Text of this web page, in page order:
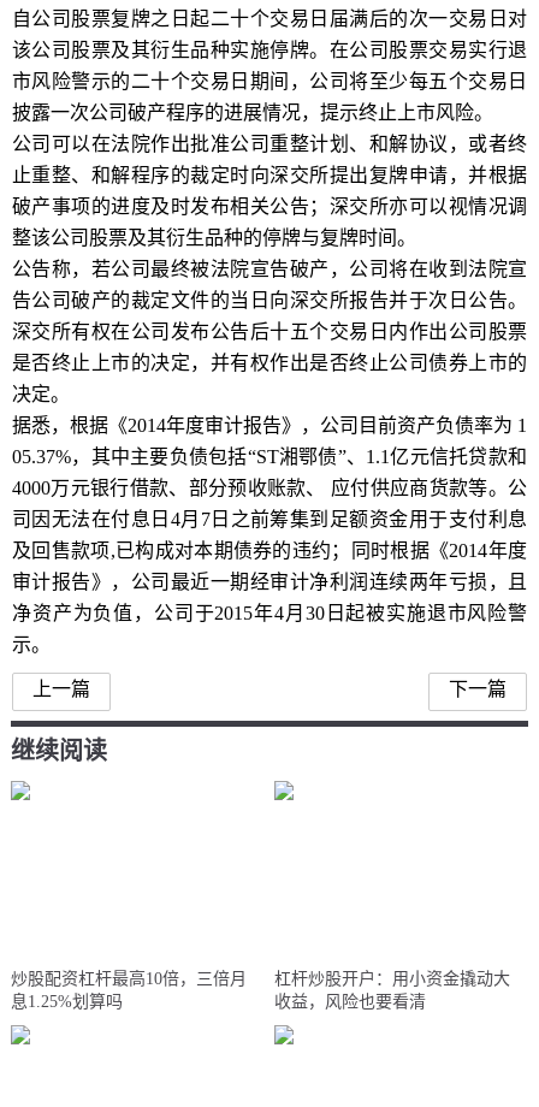
自公司股票复牌之日起二十个交易日届满后的次一交易日对
该公司股票及其衍生品种实施停牌。在公司股票交易实行退
市风险警示的二十个交易日期间，公司将至少每五个交易日
披露一次公司破产程序的进展情况，提示终止上市风险。
公司可以在法院作出批准公司重整计划、和解协议，或者终
止重整、和解程序的裁定时向深交所提出复牌申请，并根据
破产事项的进度及时发布相关公告；深交所亦可以视情况调
整该公司股票及其衍生品种的停牌与复牌时间。
公告称，若公司最终被法院宣告破产，公司将在收到法院宣
告公司破产的裁定文件的当日向深交所报告并于次日公告。
深交所有权在公司发布公告后十五个交易日内作出公司股票
是否终止上市的决定，并有权作出是否终止公司债券上市的
决定。
据悉，根据《2014年度审计报告》，公司目前资产负债率为 1
05.37%，其中主要负债包括“ST湘鄂债”、1.1亿元信托贷款和
4000万元银行借款、部分预收账款、 应付供应商货款等。公
司因无法在付息日4月7日之前筹集到足额资金用于支付利息
及回售款项,已构成对本期债券的违约；同时根据《2014年度
审计报告》，公司最近一期经审计净利润连续两年亏损，且
净资产为负值，公司于2015年4月30日起被实施退市风险警
示。
上一篇 下一篇
继续阅读
炒股配资杠杆最高10倍，三倍月
息1.25%划算吗
杠杆炒股开户：用小资金撬动大
收益，风险也要看清